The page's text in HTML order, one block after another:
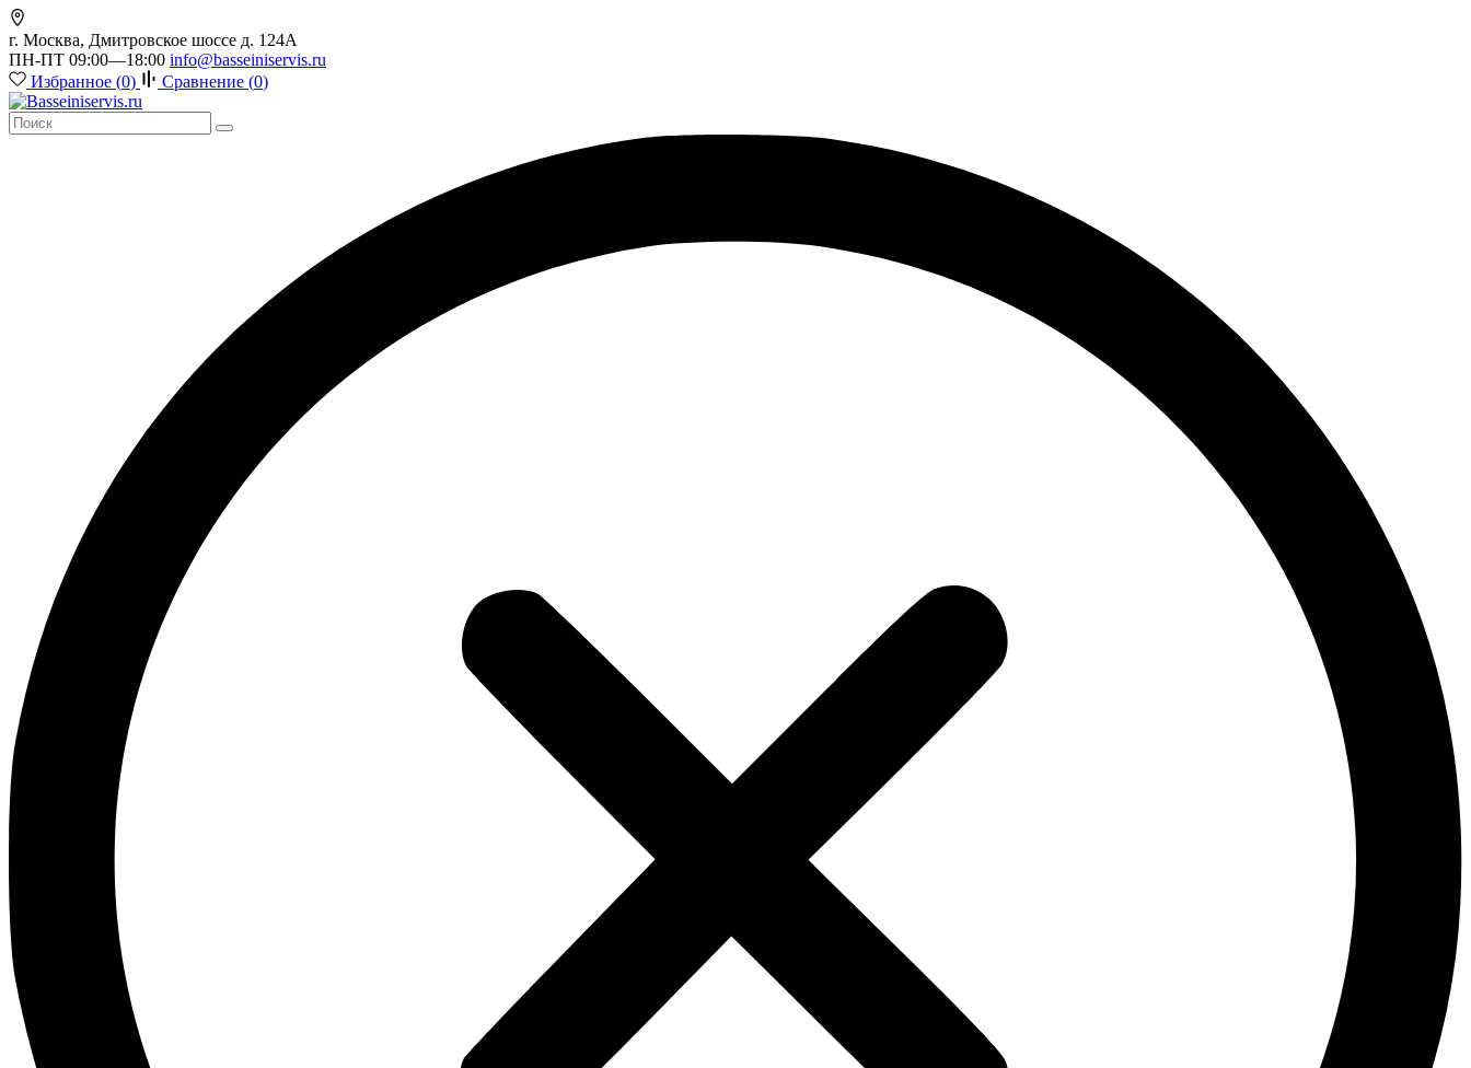
г. Москва, Дмитровское шоссе д. 124А
ПН-ПТ 09:00—18:00 info@basseiniservis.ru
Избранное (0) Сравнение (0)